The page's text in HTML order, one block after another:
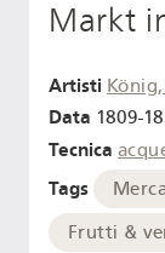
Markt
Artisti
Data 1809-
Tecnica
Tags
Frutti &